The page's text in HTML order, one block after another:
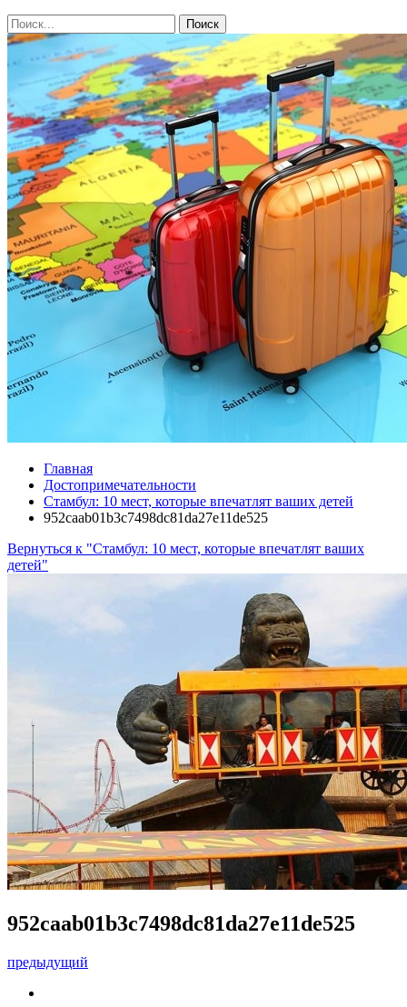
Главная
Достопримечательности
Стамбул: 10 мест, которые впечатлят ваших детей
952caab01b3c7498dc81da27e11de525
Вернуться к "Стамбул: 10 мест, которые впечатлят ваших
детей"
952caab01b3c7498dc81da27e11de525
предыдущий